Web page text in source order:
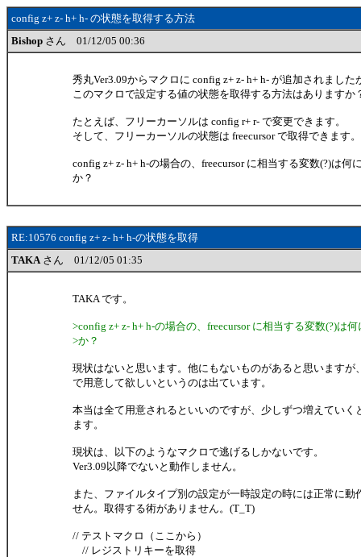
config z+ z- h+ h- の状態を取得する方法
Bishop さん 01/12/05 00:36
秀丸Ver3.09からマクロに config z+ z- h+ h- が追加されました
このマクロで設定する値の状態を取得する方法はありますか
たとえば、フリーカーソルは config r+ r- で変更できます。
そして、フリーカーソルの状態は freecursor で取得できます。
config z+ z- h+ h-の場合の、freecursor に相当する変数(?)は何
か？
RE:10576 config z+ z- h+ h-の状態を取得
TAKAさん 01/12/05 01:35
TAKA です。
>config z+ z- h+ h-の場合の、freecursor に相当する変数(?)は
>か？
現状はないと思います。他にもないものがあると思いますが
で用意して欲しいというのは出ています。
本当は全て用意されるといいのですが、少しずつ増えていく
ます。
現状は、以下のようなマクロで逃げるしかないです。
Ver3.09以降でないと動作しません。
また、ファイルタイプ別の設定が一時設定の時には正常に動
せん。取得する術がありません。(T_T)
// テストマクロ（ここから）
// レジストリキーを取得